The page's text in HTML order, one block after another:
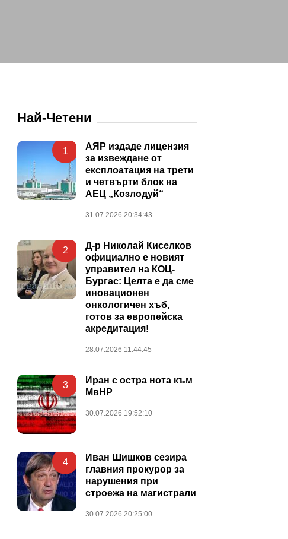
Най-Четени
1
АЯР издаде лицензия
за извеждане от
експлоатация на трети
и четвърти блок на
АЕЦ „Козлодуй“
31.07.2026 20:34:43
2
Д-р Николай Киселков
официално е новият
управител на КОЦ-
Бургас: Целта е да сме
иновационен
онкологичен хъб,
готов за европейска
акредитация!
28.07.2026 11:44:45
3
Иран с остра нота към
МвНР
30.07.2026 19:52:10
4
Иван Шишков сезира
главния прокурор за
нарушения при
строежа на магистрали
30.07.2026 20:25:00